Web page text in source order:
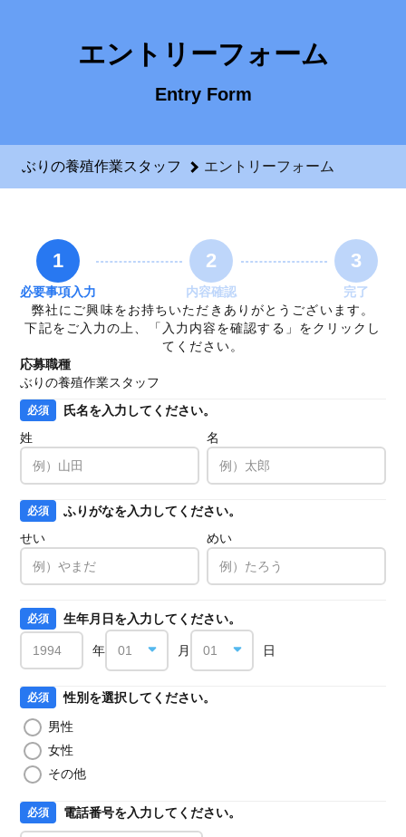
エントリーフォーム
Entry Form
ぶりの養殖作業スタッフ エントリーフォーム
1
必要事項入力
2
内容確認
3
完了
弊社にご興味をお持ちいただきありがとうございます。
下記をご入力の上、「入力内容を確認する」をクリックし
てください。
応募職種
ぶりの養殖作業スタッフ
必須
氏名を入力してください。
姓
名
必須
ふりがなを入力してください。
せい
めい
必須 生年月日を入力してください。
年 月 日
必須
性別を選択してください。
男性
女性
その他
必須 電話番号を入力してください。